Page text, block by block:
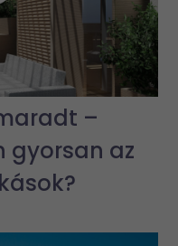
–
gyorsan az